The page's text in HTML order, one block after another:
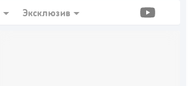
Эксклюзив